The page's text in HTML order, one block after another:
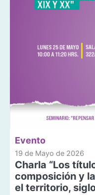
Evento
19 de Mayo de 2026
Charla “Los
composición y
el territorio,